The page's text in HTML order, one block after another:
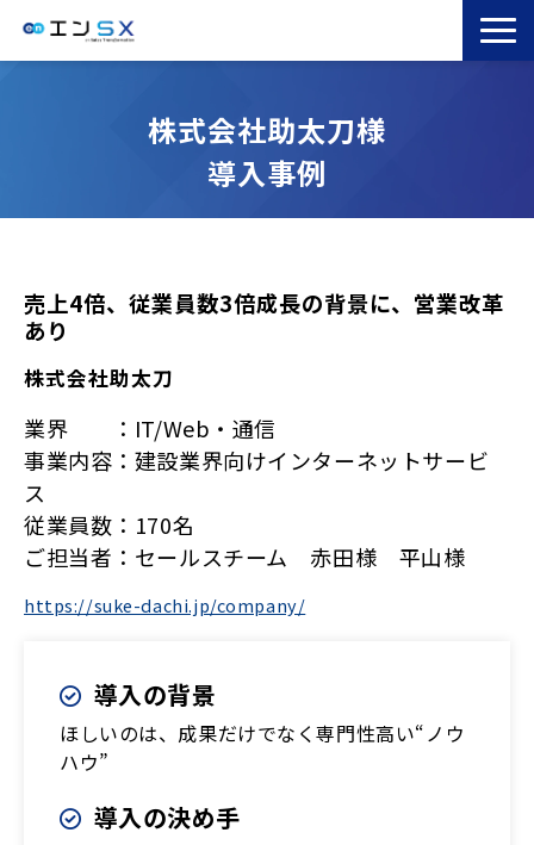
エンSXとは
サービス一覧
セミナー
株式会社助太刀様
導入事例
売上4倍、従業員数3倍成長の背景に、営業改革
あり
株式会社助太刀
業界 ：IT/Web・通信
事業内容：建設業界向けインターネットサービ
ス
従業員数：170名
ご担当者：セールスチーム 赤田様 平山様
https://suke-dachi.jp/company/
導入の背景
ほしいのは、成果だけでなく専門性高い“ノウ
ハウ”
導入の決め手